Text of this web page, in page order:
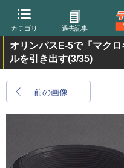
カテゴリ 過去記事
オリンパスE-5で「マク
ルを引き出す(3/35)
前の画像